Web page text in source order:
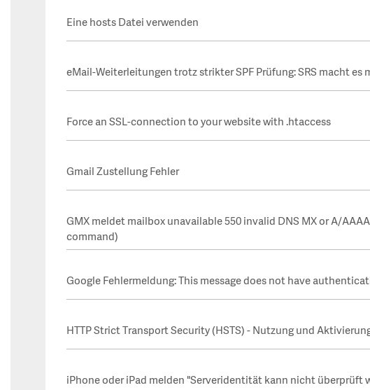
Eine hosts Datei verwenden
eMail-Weiterleitungen trotz strikter SPF Prüfung: SRS macht es
Force an SSL-connection to your website with .htaccess
Gmail Zustellung Fehler
GMX meldet mailbox unavailable 550 invalid DNS MX or A/
command)
Google Fehlermeldung: This message does not have
HTTP Strict Transport Security (HSTS) - Nutzung und
iPhone oder iPad melden "Serveridentität kann nicht überprüft